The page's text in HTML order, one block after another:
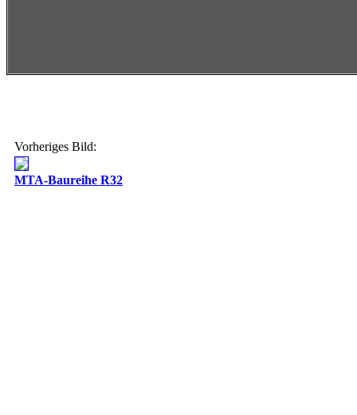
Vorheriges Bild:
MTA-Baureihe R32